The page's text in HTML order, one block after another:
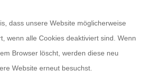
dass unsere Website möglicherweise
wenn alle Cookies deaktiviert sind. Wenn
Browser löscht, werden diese neu
Website erneut besuchst.